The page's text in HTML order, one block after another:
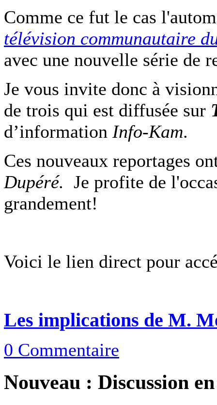
Comme ce fut le cas
télévision communautaire
avec une nouvelle série de
Je vous invite donc à
de trois qui est diffusée sur
d’information Info-Kam.
Ces nouveaux reportages
Dupéré. Je profite de
grandement!
Voici le lien direct pour
Les implications de M.
0 Commentaire
Nouveau : Discussion